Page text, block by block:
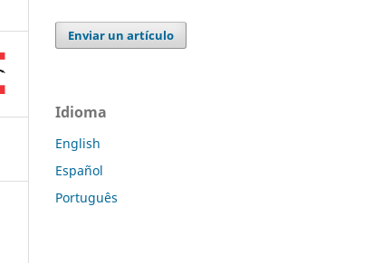
Enviar un artículo
Idioma
English
Español
Português